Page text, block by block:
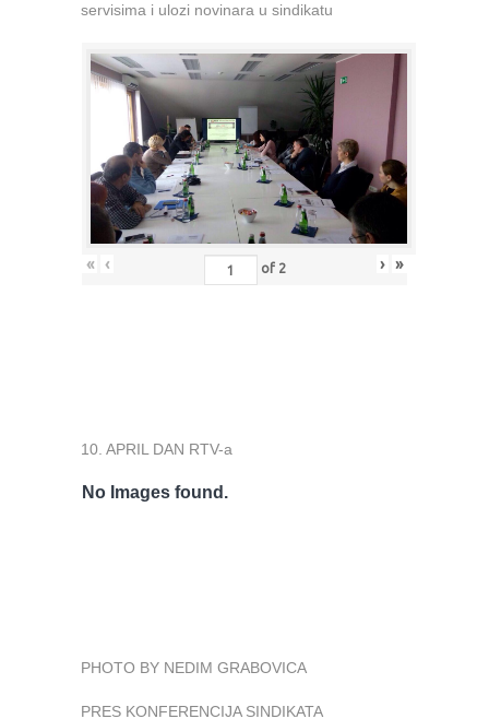
servisima i ulozi novinara u sindikatu
« ‹ of 2 › »
10. APRIL DAN RTV-a
No Images found.
PHOTO BY NEDIM GRABOVICA
PRES KONFERENCIJA SINDIKATA